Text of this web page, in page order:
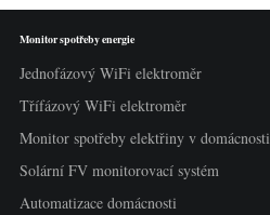
Monitor spotřeby energie
Jednofázový WiFi elektroměr
Třífázový WiFi elektroměr
Monitor spotřeby elektřiny v domácnosti
Solární FV monitorovací systém
Automatizace domácnosti